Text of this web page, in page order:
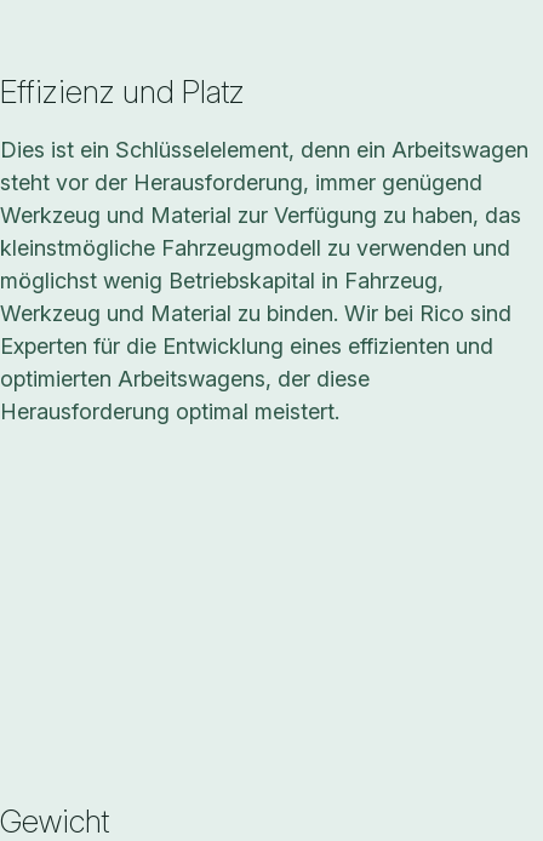
Effizienz und Platz
Dies ist ein Schlüsselelement, denn ein Arbeitswagen
steht vor der Herausforderung, immer genügend
Werkzeug und Material zur Verfügung zu haben, das
kleinstmögliche Fahrzeugmodell zu verwenden und
möglichst wenig Betriebskapital in Fahrzeug,
Werkzeug und Material zu binden. Wir bei Rico sind
Experten für die Entwicklung eines effizienten und
optimierten Arbeitswagens, der diese
Herausforderung optimal meistert.
Gewicht